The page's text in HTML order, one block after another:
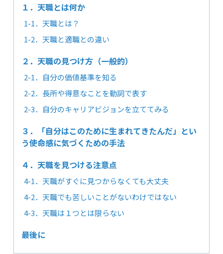
１．天職とは何か
1-1．天職とは？
1-2．天職と適職との違い
２．天職の見つけ方（一般的）
2-1．自分の価値基準を知る
2-2．長所や得意なことを動詞で表す
2-3．自分のキャリアビジョンを立ててみる
３．「自分はこのために生まれてきたんだ」とい
う使命感に気づくための手法
４．天職を見つける注意点
4-1．天職がすぐに見つからなくても大丈夫
4-2．天職でも苦しいことがないわけではない
4-3．天職は１つとは限らない
最後に